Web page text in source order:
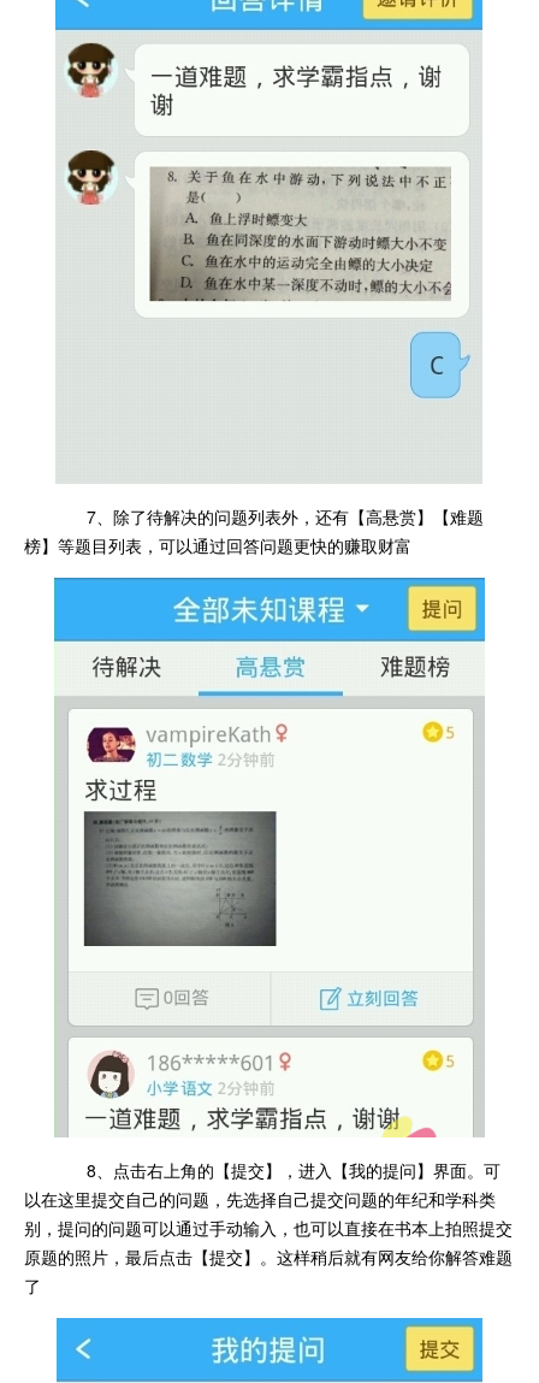
7、除了待解决的问题列表外，还有【高悬赏】【难题
榜】等题目列表，可以通过回答问题更快的赚取财富
8、点击右上角的【提交】，进入【我的提问】界面。可
以在这里提交自己的问题，先选择自己提交问题的年纪和学科类
别，提问的问题可以通过手动输入，也可以直接在书本上拍照提交
原题的照片，最后点击【提交】。这样稍后就有网友给你解答难题
了